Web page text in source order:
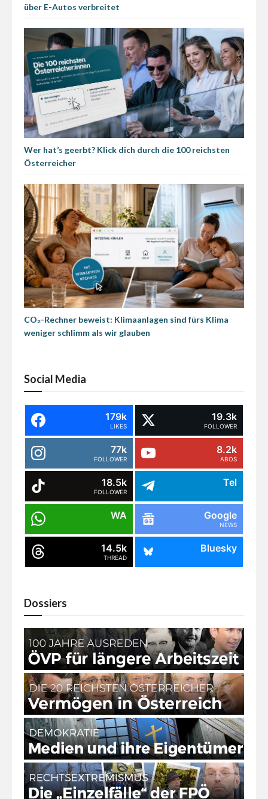
über E-Autos verbreitet
Wer hat’s geerbt? Klick dich durch die 100 reichsten
Österreicher
CO₂-Rechner beweist: Klimaanlagen sind fürs Klima
weniger schlimm als wir glauben
Social Media
179k
LIKES
19.3k
FOLLOWER
77k
FOLLOWER
8.2k
ABOS
18.5k
FOLLOWER
Tel
WA Google
NEWS
14.5k
THREAD
Bluesky
Dossiers